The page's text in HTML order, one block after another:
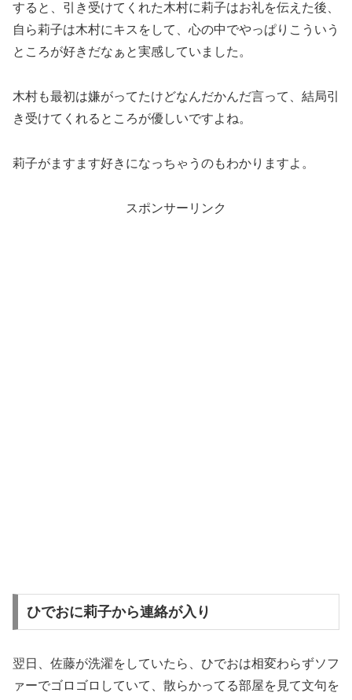
すると、引き受けてくれた木村に莉子はお礼を伝えた後、
自ら莉子は木村にキスをして、心の中でやっぱりこういう
ところが好きだなぁと実感していました。
木村も最初は嫌がってたけどなんだかんだ言って、結局引
き受けてくれるところが優しいですよね。
莉子がますます好きになっちゃうのもわかりますよ。
スポンサーリンク
ひでおに莉子から連絡が入り
翌日、佐藤が洗濯をしていたら、ひでおは相変わらずソフ
ァーでゴロゴロしていて、散らかってる部屋を見て文句を